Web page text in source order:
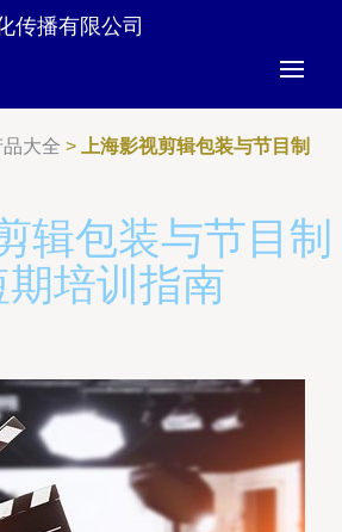
传播有限公司
品大全 >
上海影视剪辑包装与节目制
辑包装与节目制
培训指南